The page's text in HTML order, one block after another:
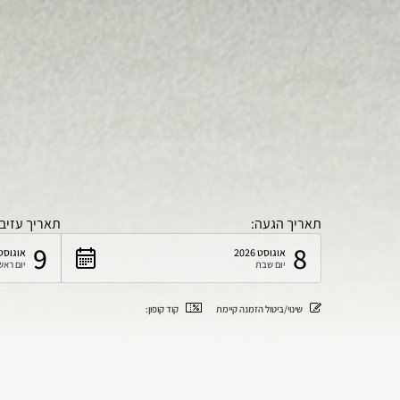
תאריך הגעה:
8 אוגוסט 2026
יום שבת
תאריך
9 אוגוסט
יום
קוד קופון: שינוי/ביטול הזמנה קיימת